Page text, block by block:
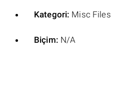
Kategori: Misc Files
Biçim: N/A